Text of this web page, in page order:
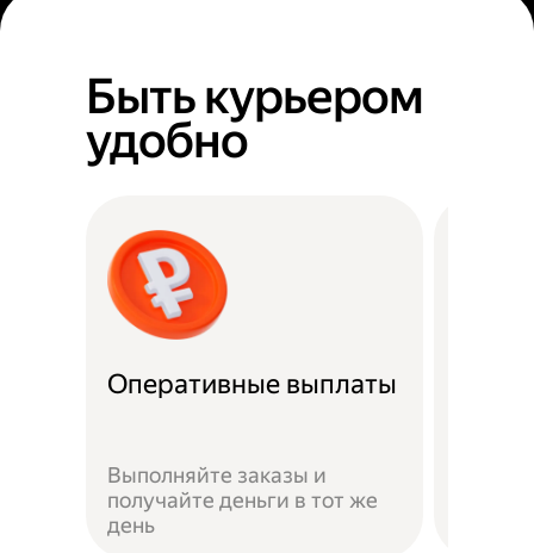
Быть курьером
удобно
Оперативные выплаты
Выполняйте заказы и
получайте деньги в тот же
день